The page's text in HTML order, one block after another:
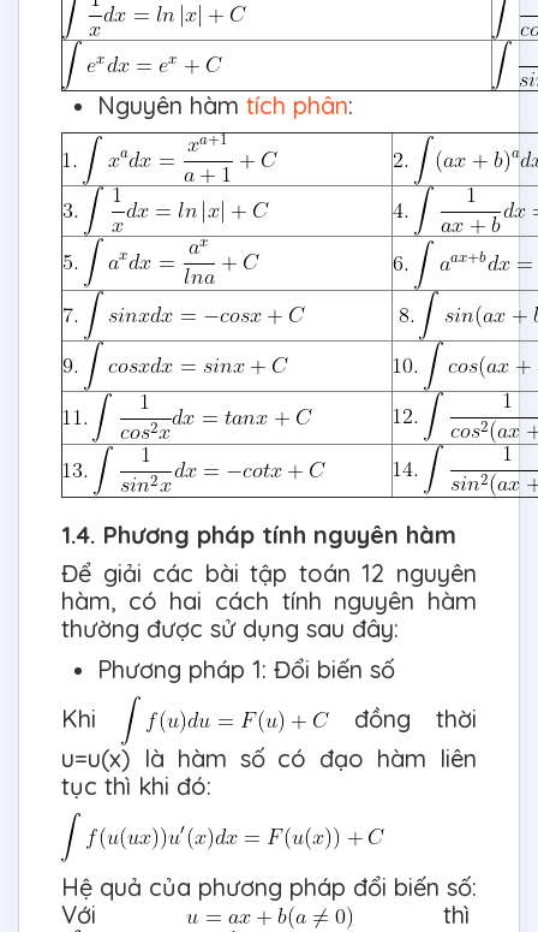
Nguyên hàm tích phân:
1.4. Phương pháp tính nguyên hàm
Để giải các bài tập toán 12 nguyên
hàm, có hai cách tính nguyên hàm
thường được sử dụng sau đây:
Phương pháp 1: Đổi biến số
Khi
đồng thời
u=u(x) là hàm số có đạo hàm liên
tục thì khi đó:
Hệ quả của phương pháp đổi biến số:
Với
thì